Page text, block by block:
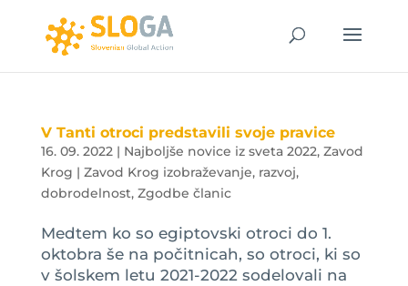
V Tanti otroci predstavili svoje pravice
16. 09. 2022| Najboljše novice iz sveta 2022, Zavod
Krog | Zavod Krog izobraževanje, razvoj,
dobrodelnost, Zgodbe članic
Medtem ko so egiptovski otroci do 1.
oktobra še na počitnicah, so otroci, ki so
v šolskem letu 2021-2022 sodelovali na